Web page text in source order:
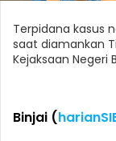
Terpidana kasus
saat diamankan
Kejaksaan Negeri
Binjai (